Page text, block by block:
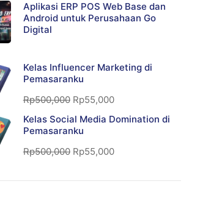
Aplikasi ERP POS Web Base dan
Android untuk Perusahaan Go
Digital
Kelas Influencer Marketing di
Pemasaranku
Rp500,000 Rp55,000
Kelas Social Media Domination di
Pemasaranku
Rp500,000 Rp55,000